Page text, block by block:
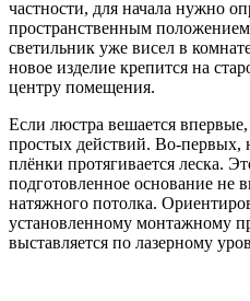
частности, для начала нужно
пространственным
светильник уже висел в
новое изделие крепится на
центру помещения.
Если люстра вешается
простых действий. Во-первых,
плёнки протягивается леска.
подготовленное основание не
натяжного потолка.
установленному монтажному
выставляется по лазерному